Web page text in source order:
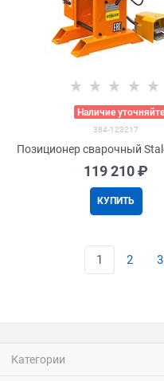
Наличие уточняйте
384-123217
Позиционер сварочный
119 210 ₽
КУПИТЬ
1 2 3
Категории